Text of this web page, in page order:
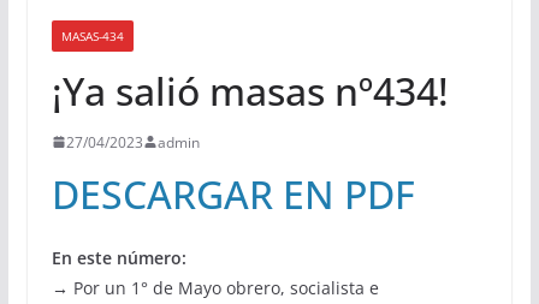
MASAS-434
¡Ya salió masas nº434!
27/04/2023 admin
DESCARGAR EN PDF
En este número:
→ Por un 1° de Mayo obrero, socialista e